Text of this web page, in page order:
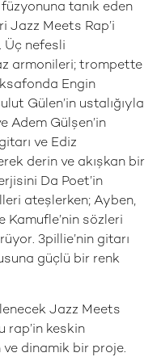
tanık eden
Jazz Meets Rap’i
Üç nefesli
armonileri; trompette
Engin
Gülen’in ustalığıyla
Adem Gülşen’in
ve Ediz
derin ve akışkan bir
Da Poet’in
ateşlerken; Ayben,
Kamufle’nin sözleri
3pillie’nin gitarı
güçlü bir renk
Jazz Meets
rap’in keskin
dinamik bir proje.